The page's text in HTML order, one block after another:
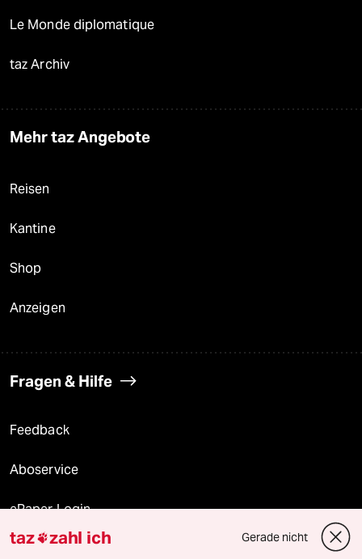
Le Monde diplomatique
taz Archiv
Mehr taz Angebote
Reisen
Kantine
Shop
Anzeigen
Fragen & Hilfe
Feedback
Aboservice
ePaper Login
Downloads für Abonnierende
taz zahl ich Gerade nicht